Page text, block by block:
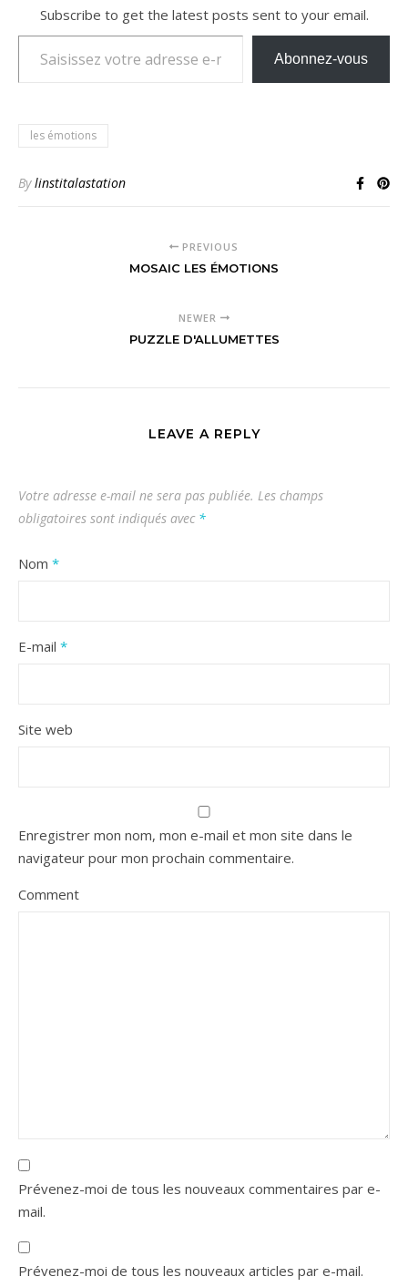
Subscribe to get the latest posts sent to your email.
Saisissez votre adresse e-mail…
Abonnez-vous
les émotions
Bylinstitalastation
PREVIOUS
MOSAIC LES ÉMOTIONS
NEWER
PUZZLE D'ALLUMETTES
LEAVE A REPLY
Votre adresse e-mail ne sera pas publiée. Les champs
obligatoires sont indiqués avec *
Nom *
E-mail *
Site web
Enregistrer mon nom, mon e-mail et mon site dans le
navigateur pour mon prochain commentaire.
Comment
Prévenez-moi de tous les nouveaux commentaires par e-
mail.
Prévenez-moi de tous les nouveaux articles par e-mail.